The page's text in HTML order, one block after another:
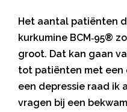
Het aantal patiënten
kurkumine BCM‑95®
groot. Dat kan gaan
tot patiënten met een
een depressie raad ik
vragen bij een